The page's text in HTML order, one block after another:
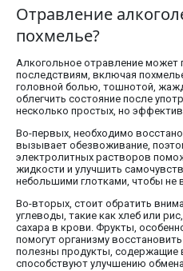
Отравление
похмелье?
Алкогольное отравление может
последствиям, включая
головной болью, тошнотой,
облегчить состояние после
несколько простых, но
Во-первых, необходимо
вызывает обезвоживание,
электролитных растворов
жидкости и улучшить
небольшими глотками, чтобы не
Во-вторых, стоит обратить
углеводы, такие как хлеб или
сахара в крови. Фрукты,
помогут организму
полезны продукты, содержащие
способствуют улучшению